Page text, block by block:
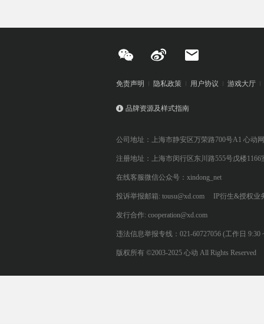
免责声明 隐私政策 用户协议 游戏大厅
品牌资源及样式指南
公司地址：上海市静安区万荣路700号A1 心动
注册地址：上海市闵行区东川路555号戊楼1166
在线客服微信公众号：xindong_net
投诉举报邮箱: tousu@xd.com IP衍生&授权业
发行合作: cooperation@xd.com
违法信息举报专线：021-60727056 (工作日 9:30
版权所有 ©2003-2025 心动 All Rights Reserved